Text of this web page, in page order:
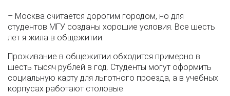
– Москва считается дорогим городом, но для
студентов МГУ созданы хорошие условия. Все шесть
лет я жила в общежитии.
Проживание в общежитии обходится примерно в
шесть тысяч рублей в год. Студенты могут оформить
социальную карту для льготного проезда, а в учебных
корпусах работают столовые.